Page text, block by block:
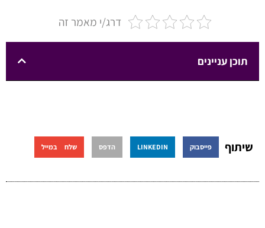
דרג/י מאמר זה
תוכן עניינים
שיתוף פייסבוק LINKEDIN הדפס שלח במייל